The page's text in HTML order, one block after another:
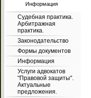
Информация
Судебная практика.
Арбитражная
практика.
Законодательство
Формы документов
Информация
Услуги адвокатов
"Правовой защиты".
Актуальные
предложения.